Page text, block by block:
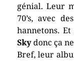
génial. Leur
70’s, avec
hannetons.
Skydonc ça
Bref, leur